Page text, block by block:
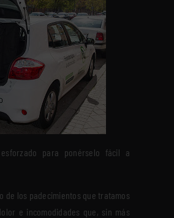
para ponérselo fácil a
de los padecimientos que tratamos
e incomodidades que, sin más